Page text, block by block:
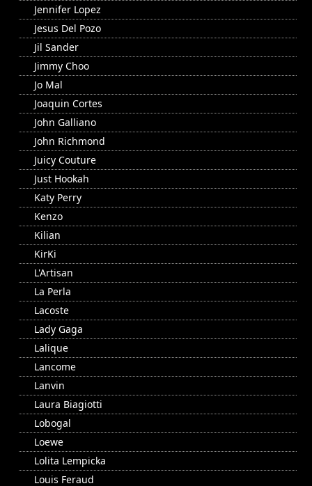
Jennifer Lopez
Jesus Del Pozo
Jil Sander
Jimmy Choo
Jo Mal
Joaquin Cortes
John Galliano
John Richmond
Juicy Couture
Just Hookah
Katy Perry
Kenzo
Kilian
KirKi
L'Artisan
La Perla
Lacoste
Lady Gaga
Lalique
Lancome
Lanvin
Laura Biagiotti
Lobogal
Loewe
Lolita Lempicka
Louis Feraud